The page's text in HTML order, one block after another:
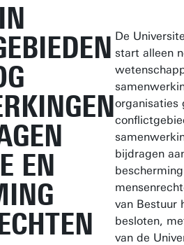
EN
De
start alleen
organisaties
bijdragen
van Bestuur
besloten,
van de